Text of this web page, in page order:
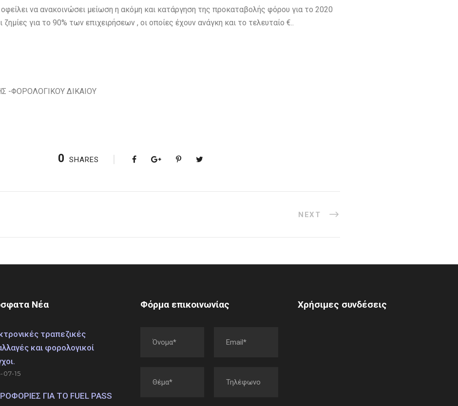
να ανακοινώσει μείωση η ακόμη και κατάργηση της προκαταβολής φόρου για το 2020
για το 90% των επιχειρήσεων , οι οποίες έχουν ανάγκη και το τελευταίο €..
-ΦΟΡΟΛΟΓΙΚΟΥ ΔΙΚΑΙΟΥ
0 SHARES
NEXT
Νέα
τραπεζικές
και φορολογικοί
07-15
ΓΙΑ ΤΟ FUEL PASS
Φόρμα επικοινωνίας Χρήσιμες συνδέσεις